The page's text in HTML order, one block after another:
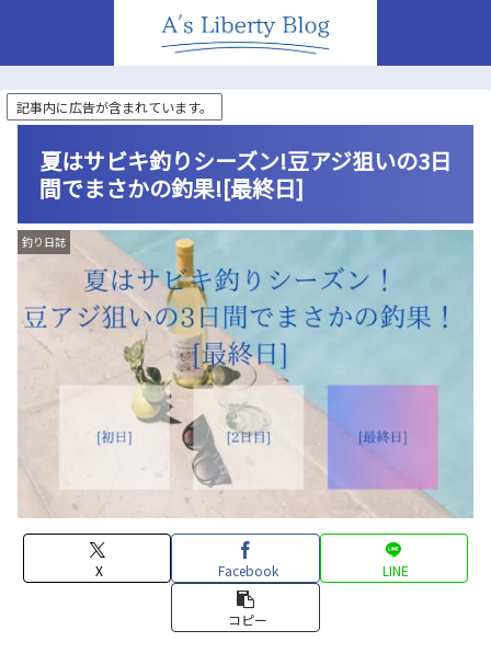
記事内に広告が含まれています。
夏はサビキ釣りシーズン!豆アジ狙いの3日
間でまさかの釣果![最終日]
釣り日誌
X Facebook LINE
コピー